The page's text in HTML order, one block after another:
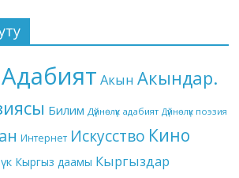
Адабият Акын Акындар.
Билим Дүйнөлүк адабият Дүйнөлүк поэзия
Интернет Искусство Кино
Кыргыз даамы Кыргыздар